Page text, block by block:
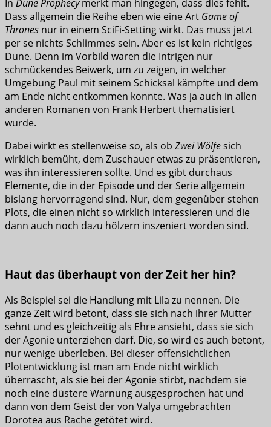
In Dune Prophecymerkt man hingegen, dass dies fehlt.
Dass allgemein die Reihe eben wie eine Art Game of
Thrones nur in einem SciFi-Setting wirkt. Das muss jetzt
per se nichts Schlimmes sein. Aber es ist kein richtiges
Dune. Denn im Vorbild waren die Intrigen nur
schmückendes Beiwerk, um zu zeigen, in welcher
Umgebung Paul mit seinem Schicksal kämpfte und dem
am Ende nicht entkommen konnte. Was ja auch in allen
anderen Romanen von Frank Herbert thematisiert
wurde.
Dabei wirkt es stellenweise so, als ob Zwei Wölfesich
wirklich bemüht, dem Zuschauer etwas zu präsentieren,
was ihn interessieren sollte. Und es gibt durchaus
Elemente, die in der Episode und der Serie allgemein
bislang hervorragend sind. Nur, dem gegenüber stehen
Plots, die einen nicht so wirklich interessieren und die
dann auch noch dazu hölzern inszeniert worden sind.
Haut das überhaupt von der Zeit her hin?
Als Beispiel sei die Handlung mit Lila zu nennen. Die
ganze Zeit wird betont, dass sie sich nach ihrer Mutter
sehnt und es gleichzeitig als Ehre ansieht, dass sie sich
der Agonie unterziehen darf. Die, so wird es auch betont,
nur wenige überleben. Bei dieser offensichtlichen
Plotentwicklung ist man am Ende nicht wirklich
überrascht, als sie bei der Agonie stirbt, nachdem sie
noch eine düstere Warnung ausgesprochen hat und
dann von dem Geist der von Valya umgebrachten
Dorotea aus Rache getötet wird.